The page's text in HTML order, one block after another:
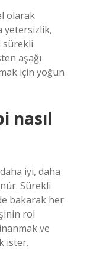
olarak
yetersizlik,
sürekli
aşağı
için yoğun
nasıl
iyi, daha
Sürekli
bakarak her
rol
ve
ister.